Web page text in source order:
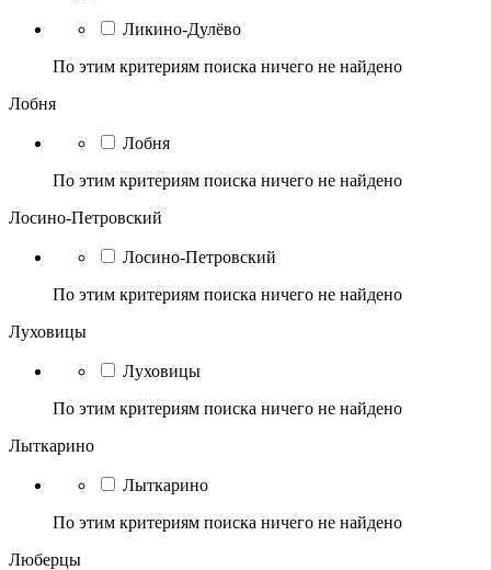
Ликино-Дулёво
По этим критериям поиска ничего не найдено
Лобня
Лобня
По этим критериям поиска ничего не найдено
Лосино-Петровский
Лосино-Петровский
По этим критериям поиска ничего не найдено
Луховицы
Луховицы
По этим критериям поиска ничего не найдено
Лыткарино
Лыткарино
По этим критериям поиска ничего не найдено
Люберцы